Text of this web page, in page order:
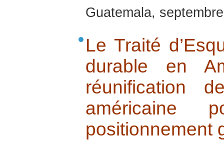
Guatemala,
Le Traité
durable en
réunification
américaine
positionnement